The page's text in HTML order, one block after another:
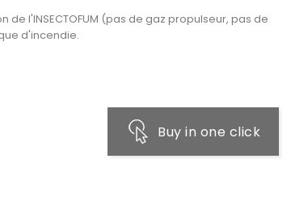
l'INSECTOFUM (pas de gaz propulseur, pas de
d'incendie.
Buy in one click